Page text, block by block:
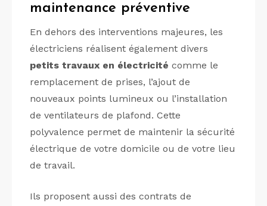
maintenance préventive
En dehors des interventions majeures, les
électriciens réalisent également divers
petits travaux en électricité comme le
remplacement de prises, l’ajout de
nouveaux points lumineux ou l’installation
de ventilateurs de plafond. Cette
polyvalence permet de maintenir la sécurité
électrique de votre domicile ou de votre lieu
de travail.
Ils proposent aussi des contrats de